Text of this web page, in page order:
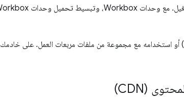
عبر شبكة توصيل المحتوى (CDN) أو استخدامه مع مجموعة من ملفات مربعات العمل. على خادمك